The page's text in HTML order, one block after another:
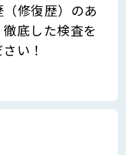
修復歴）のあ
底した検査を
い！